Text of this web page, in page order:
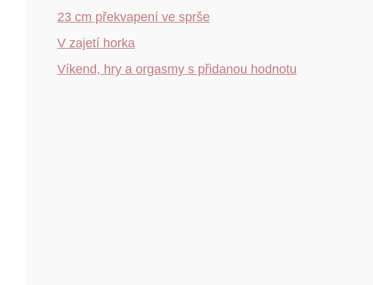
23 cm překvapení ve sprše
V zajetí horka
Víkend, hry a orgasmy s přidanou hodnotu